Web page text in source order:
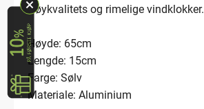
Høykvalitets og rimelige vindklokker.
Høyde: 65cm
Lengde: 15cm
Farge: Sølv
Materiale: Aluminium